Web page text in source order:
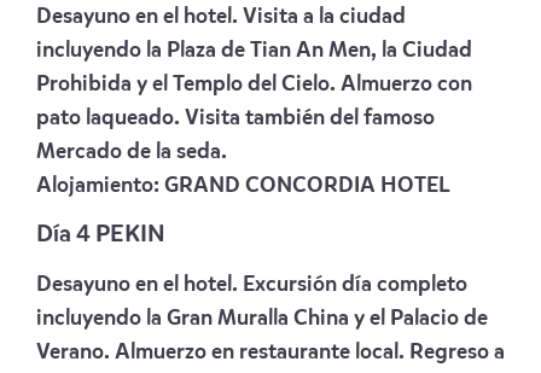
Desayuno en el hotel. Visita a la ciudad
incluyendo la Plaza de Tian An Men, la Ciudad
Prohibida y el Templo del Cielo. Almuerzo con
pato laqueado. Visita también del famoso
Mercado de la seda.
Alojamiento: GRAND CONCORDIA HOTEL
Día 4 PEKIN
Desayuno en el hotel. Excursión día completo
incluyendo la Gran Muralla China y el Palacio de
Verano. Almuerzo en restaurante local. Regreso a